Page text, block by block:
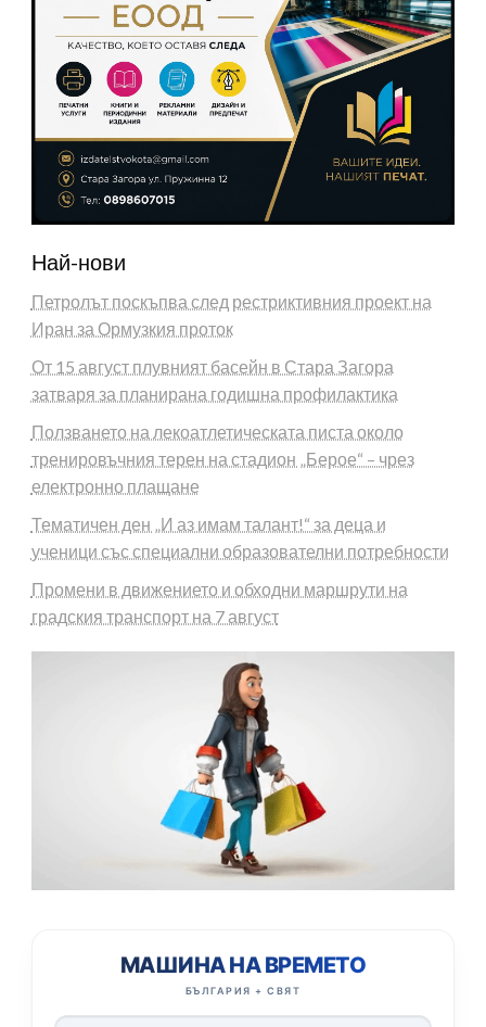
Най-нови
Петролът поскъпва след рестриктивния проект на
Иран за Ормузкия проток
От 15 август плувният басейн в Стара Загора
затваря за планирана годишна профилактика
Ползването на лекоатлетическата писта около
тренировъчния терен на стадион „Берое“ – чрез
електронно плащане
Тематичен ден „И аз имам талант!“ за деца и
ученици със специални образователни потребности
Промени в движението и обходни маршрути на
градския транспорт на 7 август
МАШИНА НА ВРЕМЕТО
БЪЛГАРИЯ + СВЯТ